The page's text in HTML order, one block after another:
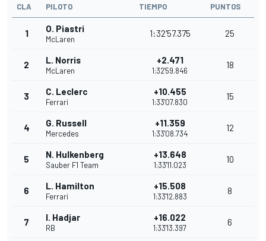
CLA PILOTO TIEMPO PUNTOS
1 O. Piastri
McLaren
1:32'57.375 25
2 L. Norris
McLaren
+2.471
1:32'59.846
18
3 C. Leclerc
Ferrari
+10.455
1:33'07.830
15
4 G. Russell
Mercedes
+11.359
1:33'08.734
12
5 N. Hulkenberg
Sauber F1 Team
+13.648
1:33'11.023
10
6 L. Hamilton
Ferrari
+15.508
1:33'12.883
8
7 I. Hadjar
RB
+16.022
1:33'13.397
6